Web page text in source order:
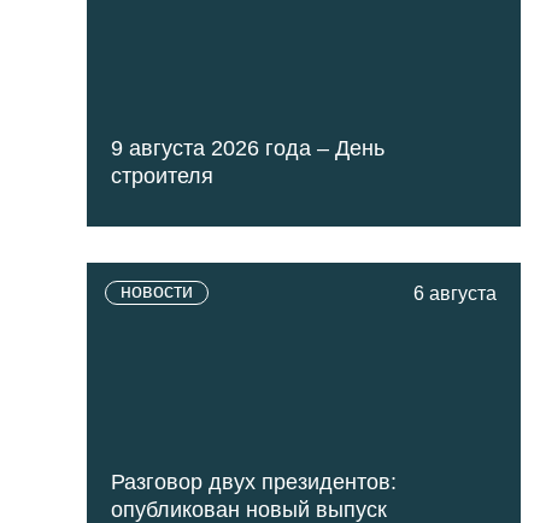
9 августа 2026 года – День
строителя
новости 6 августа
Разговор двух президентов:
опубликован новый выпуск